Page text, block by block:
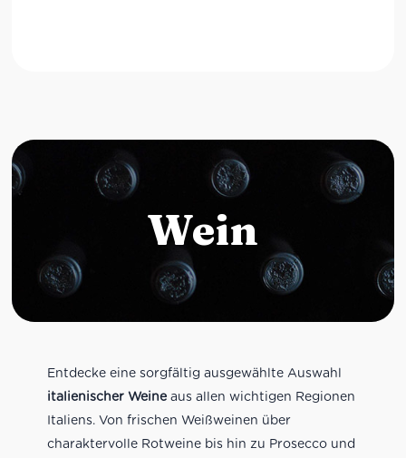
Wein
Entdecke eine sorgfältig ausgewählte Auswahl
italienischer Weineaus allen wichtigen Regionen
Italiens. Von frischen Weißweinen über
charaktervolle Rotweine bis hin zu Prosecco und